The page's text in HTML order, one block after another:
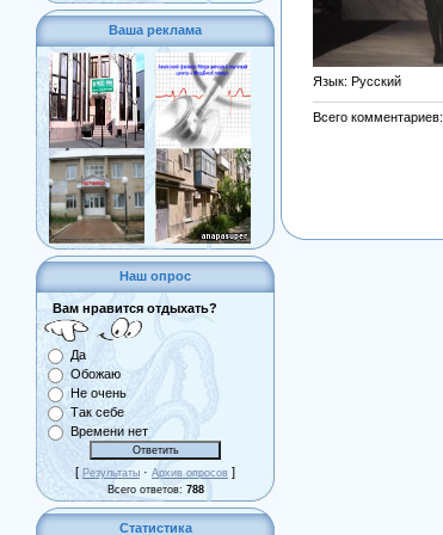
Ваша реклама
Наш опрос
Вам нравится отдыхать?
Да
Обожаю
Не очень
Так себе
Времени нет
[ Результаты · Архив опросов ]
Всего ответов: 788
Статистика
Язык: Русский
Всего комментариев: